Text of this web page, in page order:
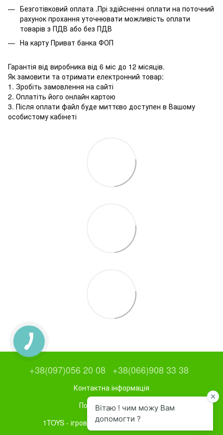
Безготівковий оплата .Прі здійсненні оплати на поточний
рахунок прохання уточнювати можливість оплати
товарів з ПДВ або без ПДВ
На карту Приват банка ФОП
Гарантія від виробника від 6 міс до 12 місяців.
Як замовити та отримати електронний товар:
1. Зробіть замовлення на сайті
2. Оплатіть його онлайн картою
3. Після оплати файл буде миттєво доступен в Вашому
особистому кабінеті
+38(097)056 20 08 +38(066)908 33 38
Контактна інформація
Повна версія сайту
1TOYS - ігрове та спортивне обладнання